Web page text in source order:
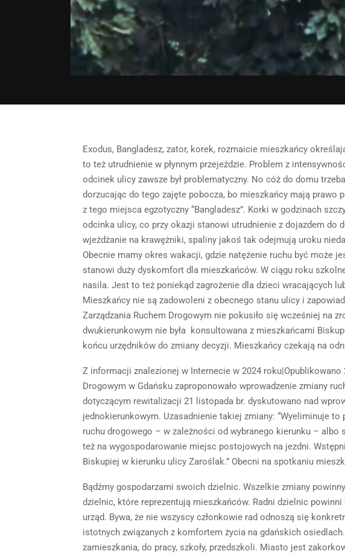
Exodus, Bangladesz, zator, korek, rozmaicie mieszkańcy
to też utrudnienie w płynnym przejeździe. Problem z
odcinek ulicy zawsze był problematyczny. No cóż do domu
dorzucając do tego zajęte pobocza, bo mieszkańcy mają prawo
z tego miejsca egzotyczny “Bangladesz”. Korki w godzinach
odcinka ulicy, co przy okazji stanowi utrudnienie z dojazdem do
wjeżdżanie na krawężniki, spaliny jakoś tak odejmują uroku
Obecnie mamy okres wakacji, gdzie natężenie ruchu być może
stanowi duży dyskomfort dla mieszkańców. W ciągu roku
nasila. Jest to też poniekąd zagrożenie dla dzieci wracających
Mieszkańcy nie są zadowoleni z obecnego stanu ulicy i
Zarządzania Ruchem Drogowym nie pokusiło się wcześniej na
dwukierunkowym nie była konsultowana z mieszkańcami
końcu urzędników do zmiany decyzji. Mieszkańcy czekają na
Z informacji znalezionej w Internecie w 2024 roku|Opublikowano
Drogowym w Gdańsku zaproponowało wprowadzenie zmiany
dotyczącym rewitalizacji 21 listopada br. dyskutowano nad
jednokierunkowym. Uzasadnienie takiej zmiany: “Wyeliminuje
ruchu drogowego – w zależności od wybranego kierunku – albo
też na wygospodarowanie miejsc postojowych na jezdni.
Biskupiej w kierunku ulicy Zaroślak.” Obecni na spotkaniu
Bądźmy gospodarzami swoich dzielnic. Wszelkie zmiany
dzielnic, które reprezentują mieszkańców. Radni dzielnic
urząd. Bywa, że nie wszyscy członkowie rad odnoszą się
istotnych związanych z komfortem życia na gdańskich
zamieszkania, do pracy, szkoły, przedszkoli. Miasto jest